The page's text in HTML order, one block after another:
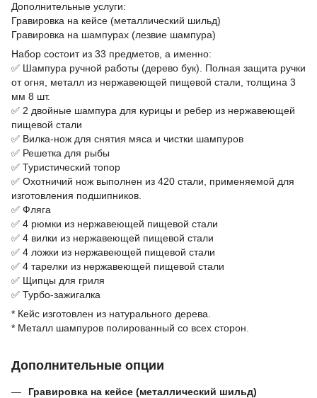
Дополнительные услуги:
Гравировка на кейсе (металлический шильд)
Гравировка на шампурах (лезвие шампура)
Набор состоит из 33 предметов, а именно:
✅ Шампура ручной работы (дерево бук). Полная защита ручки
от огня, металл из нержавеющей пищевой стали, толщина 3
мм 8 шт.
✅ 2 двойные шампура для курицы и ребер из нержавеющей
пищевой стали
✅ Вилка-нож для снятия мяса и чистки шампуров
✅ Решетка для рыбы
✅ Туристический топор
✅ Охотничий нож выполнен из 420 стали, применяемой для
изготовления подшипников.
✅ Фляга
✅ 4 рюмки из нержавеющей пищевой стали
✅ 4 вилки из нержавеющей пищевой стали
✅ 4 ложки из нержавеющей пищевой стали
✅ 4 тарелки из нержавеющей пищевой стали
✅ Щипцы для гриля
✅ Турбо-зажигалка
* Кейс изготовлен из натурального дерева.
* Металл шампуров полированный со всех сторон.
Дополнительные опции
Гравировка на кейсе (металлический шильд)